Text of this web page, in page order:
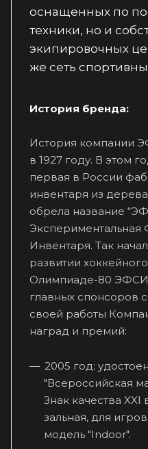
оснащенных по
техники, но и
экипировочных
же сеть
История бренда:
История компании
в 1927 году. В этом
первая в России
инвентаря из
обрела название
Экспериментальная
Инвентаря. Так
развитии
Олимпиаде-80 ЭФСИ
главных спонсоров
своей работы
наград и премий:
2005 год:
"Всероссийская
Знак качества XXI
зальная, для
модель "Indoor".